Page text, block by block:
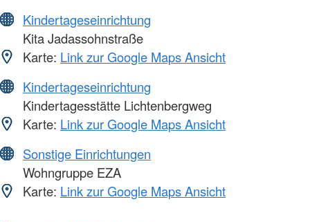
Kindertageseinrichtung
Kita Jadassohnstraße
Karte: Link zur Google Maps Ansicht
Kindertageseinrichtung
Kindertagesstätte Lichtenbergweg
Karte: Link zur Google Maps Ansicht
Sonstige Einrichtungen
Wohngruppe EZA
Karte: Link zur Google Maps Ansicht